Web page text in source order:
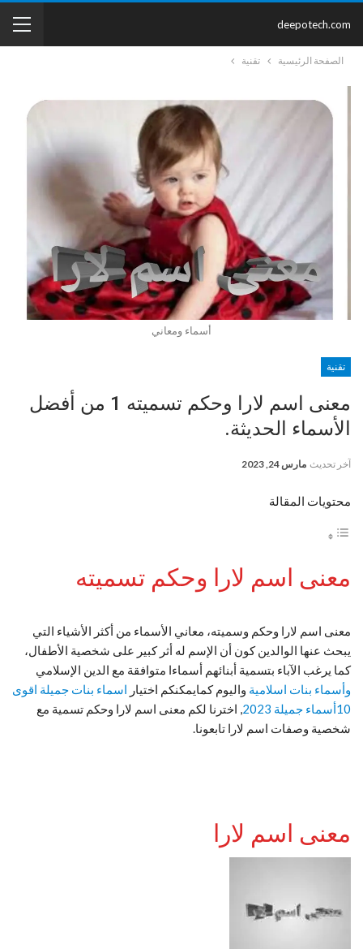
deepotech.com
الصفحة الرئيسية تقنية
أسماء ومعاني
تقنية
معنى اسم لارا وحكم تسميته 1 من أفضل
الأسماء الحديثة.
آخر تحديث مارس 24, 2023
محتويات المقالة
معنى اسم لارا وحكم تسميته
معنى اسم لارا وحكم وسميته، معاني الأسماء من أكثر الأشياء التي
يبحث عنها الوالدين كون أن الإسم له أثر كبير على شخصية الأطفال،
كما يرغب الآباء بتسمية أبنائهم أسماءا متوافقة مع الدين الإسلامي
وأسماء بنات اسلامية واليوم كمايمكنكم اختيار اسماء بنات جميلة اقوى
10أسماء جميلة 2023
, اخترنا لكم معنى اسم لارا وحكم تسمية مع
شخصية وصفات اسم لارا تابعونا.
معنى اسم لارا